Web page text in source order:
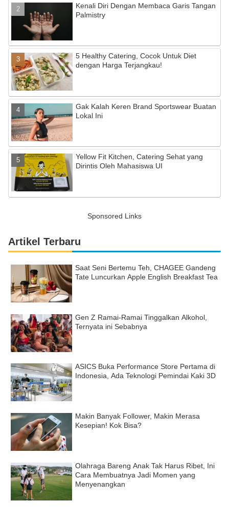
Kenali Diri Dengan Membaca Garis Tangan
Palmistry
5 Healthy Catering, Cocok Untuk Diet
dengan Harga Terjangkau!
Gak Kalah Keren Brand Sportswear Buatan
Lokal Ini
Yellow Fit Kitchen, Catering Sehat yang
Dirintis Oleh Mahasiswa UI
Sponsored Links
Artikel Terbaru
Saat Seni Bertemu Teh, CHAGEE Gandeng
Tate Luncurkan Apple English Breakfast Tea
Gen Z Ramai-Ramai Tinggalkan Alkohol,
Ternyata ini Sebabnya
ASICS Buka Performance Store Pertama di
Indonesia, Ada Teknologi Pemindai Kaki 3D
Makin Banyak Follower, Makin Merasa
Kesepian! Kok Bisa?
Olahraga Bareng Anak Tak Harus Ribet, Ini
Cara Membuatnya Jadi Momen yang
Menyenangkan